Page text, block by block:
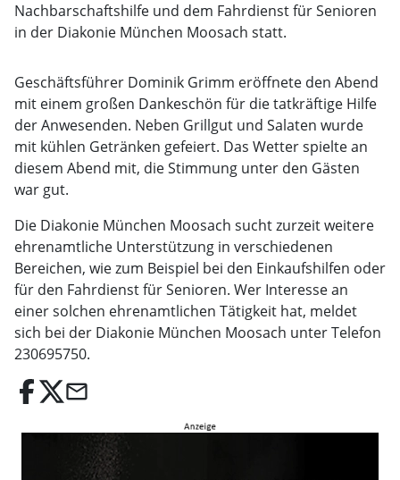
Nachbarschaftshilfe und dem Fahrdienst für Senioren
in der Diakonie München Moosach statt.
Geschäftsführer Dominik Grimm eröffnete den Abend
mit einem großen Dankeschön für die tatkräftige Hilfe
der Anwesenden. Neben Grillgut und Salaten wurde
mit kühlen Getränken gefeiert. Das Wetter spielte an
diesem Abend mit, die Stimmung unter den Gästen
war gut.
Die Diakonie München Moosach sucht zurzeit weitere
ehrenamtliche Unterstützung in verschiedenen
Bereichen, wie zum Beispiel bei den Einkaufshilfen oder
für den Fahrdienst für Senioren. Wer Interesse an
einer solchen ehrenamtlichen Tätigkeit hat, meldet
sich bei der Diakonie München Moosach unter Telefon
230695750.
email